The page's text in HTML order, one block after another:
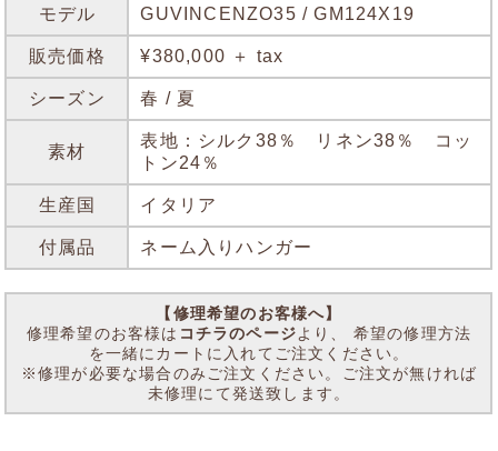
モデル GUVINCENZO35 / GM124X19
販売価格 ¥380,000 ＋ tax
シーズン 春 / 夏
素材
表地：シルク38％ リネン38％ コッ
トン24％
生産国 イタリア
付属品 ネーム入りハンガー
【修理希望のお客様へ】
修理希望のお客様は コチラのページより、 希望の修理方法
を一緒にカートに入れてご注文ください。
※修理が必要な場合のみご注文ください。ご注文が無ければ
未修理にて発送致します。